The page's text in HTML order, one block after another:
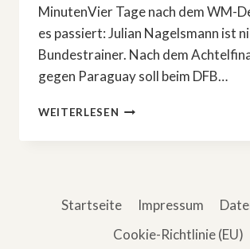
MinutenVier Tage nach dem WM-
es passiert: Julian Nagelsmann ist
Bundestrainer. Nach dem
gegen Paraguay soll beim DFB…
WEITERLESEN NAGELSMANN
ZURÜCK
KLOPP?
Startseite Impressum
Cookie-Richtlinie (EU)